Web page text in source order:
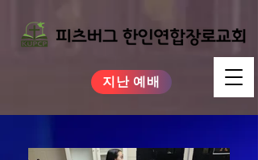
지난 예배